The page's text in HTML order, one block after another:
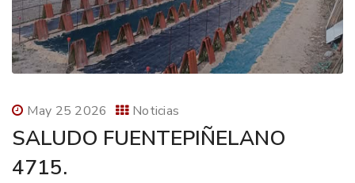
May 25 2026 Noticias
SALUDO FUENTEPIÑELANO
4715.